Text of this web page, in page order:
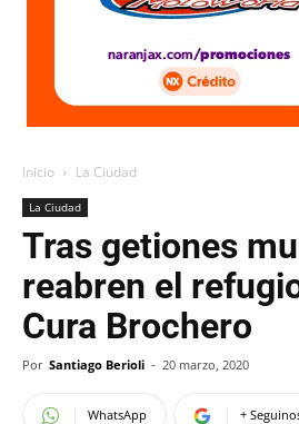
Inicio La Ciudad
La Ciudad
Tras getiones
reabren el
Cura Brochero
Por Santiago Berioli - 20 marzo, 2020
WhatsApp +